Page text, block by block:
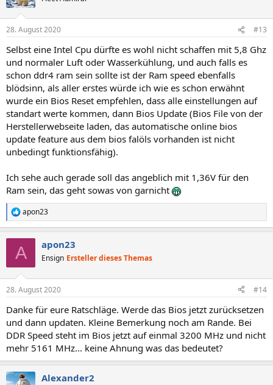
i
e
:
28. August 2020 #13
Selbst eine Intel Cpu dürfte es wohl nicht schaffen mit 5,8 Ghz
und normaler Luft oder Wasserkühlung, und auch falls es
schon ddr4 ram sein sollte ist der Ram speed ebenfalls
blödsinn, als aller erstes würde ich wie es schon erwähnt
wurde ein Bios Reset empfehlen, dass alle einstellungen auf
standart werte kommen, dann Bios Update (Bios File von der
Herstellerwebseite laden, das automatische online bios
update feature aus dem bios falöls vorhanden ist nicht
unbedingt funktionsfähig).
Ich sehe auch gerade soll das angeblich mit 1,36V für den
Ram sein, das geht sowas von garnicht
R
e
e
:
apon23
A apon23
Ensign Ersteller dieses Themas
28. August 2020 #14
Danke für eure Ratschläge. Werde das Bios jetzt zurücksetzen
und dann updaten. Kleine Bemerkung noch am Rande. Bei
DDR Speed steht im Bios jetzt auf einmal 3200 MHz und nicht
mehr 5161 MHz... keine Ahnung was das bedeutet?
Alexander2